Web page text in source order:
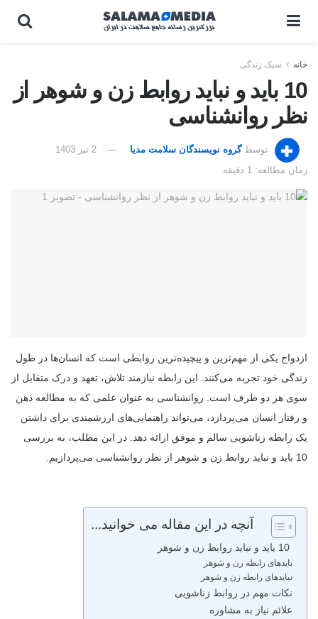
خانه سبک زندگی
10 باید و نباید روابط زن و شوهر از
نظر روانشناسی
توسط گروه نویسندگان سلامت مدیا
2 تیر 1403
زمان مطالعه: 1 دقیقه
ازدواج یکی از مهم‌ترین و پیچیده‌ترین روابطی است که انسان‌ها در طول
زندگی خود تجربه می‌کنند. این رابطه نیازمند تلاش، تعهد و درک متقابل از
سوی هر دو طرف است. روانشناسی به عنوان علمی که به مطالعه ذهن
و رفتار انسان می‌پردازد، می‌تواند راهنمایی‌های ارزشمندی برای داشتن
یک رابطه زناشویی سالم و موفق ارائه دهد. در این مطلب، به بررسی
10 باید و نباید روابط زن و شوهر از نظر روانشناسی می‌پردازیم.
آنچه در این مقاله می خوانید...
بایدهای رابطه زن و شوهر
نبایدهای رابطه زن و شوهر
نکات مهم در روابط زناشویی
علائم نیاز به مشاوره